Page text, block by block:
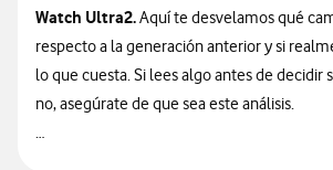
Watch Ultra2.Aquí te desvelamos qué
respecto a la generación anterior y si
lo que cuesta. Si lees algo antes de decidir
no, asegúrate de que sea este análisis.